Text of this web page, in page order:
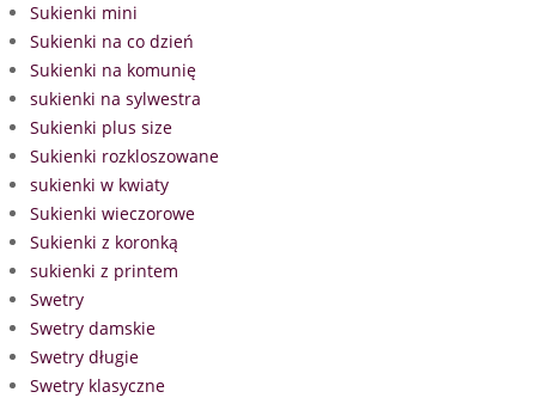
Sukienki mini
Sukienki na co dzień
Sukienki na komunię
sukienki na sylwestra
Sukienki plus size
Sukienki rozkloszowane
sukienki w kwiaty
Sukienki wieczorowe
Sukienki z koronką
sukienki z printem
Swetry
Swetry damskie
Swetry długie
Swetry klasyczne